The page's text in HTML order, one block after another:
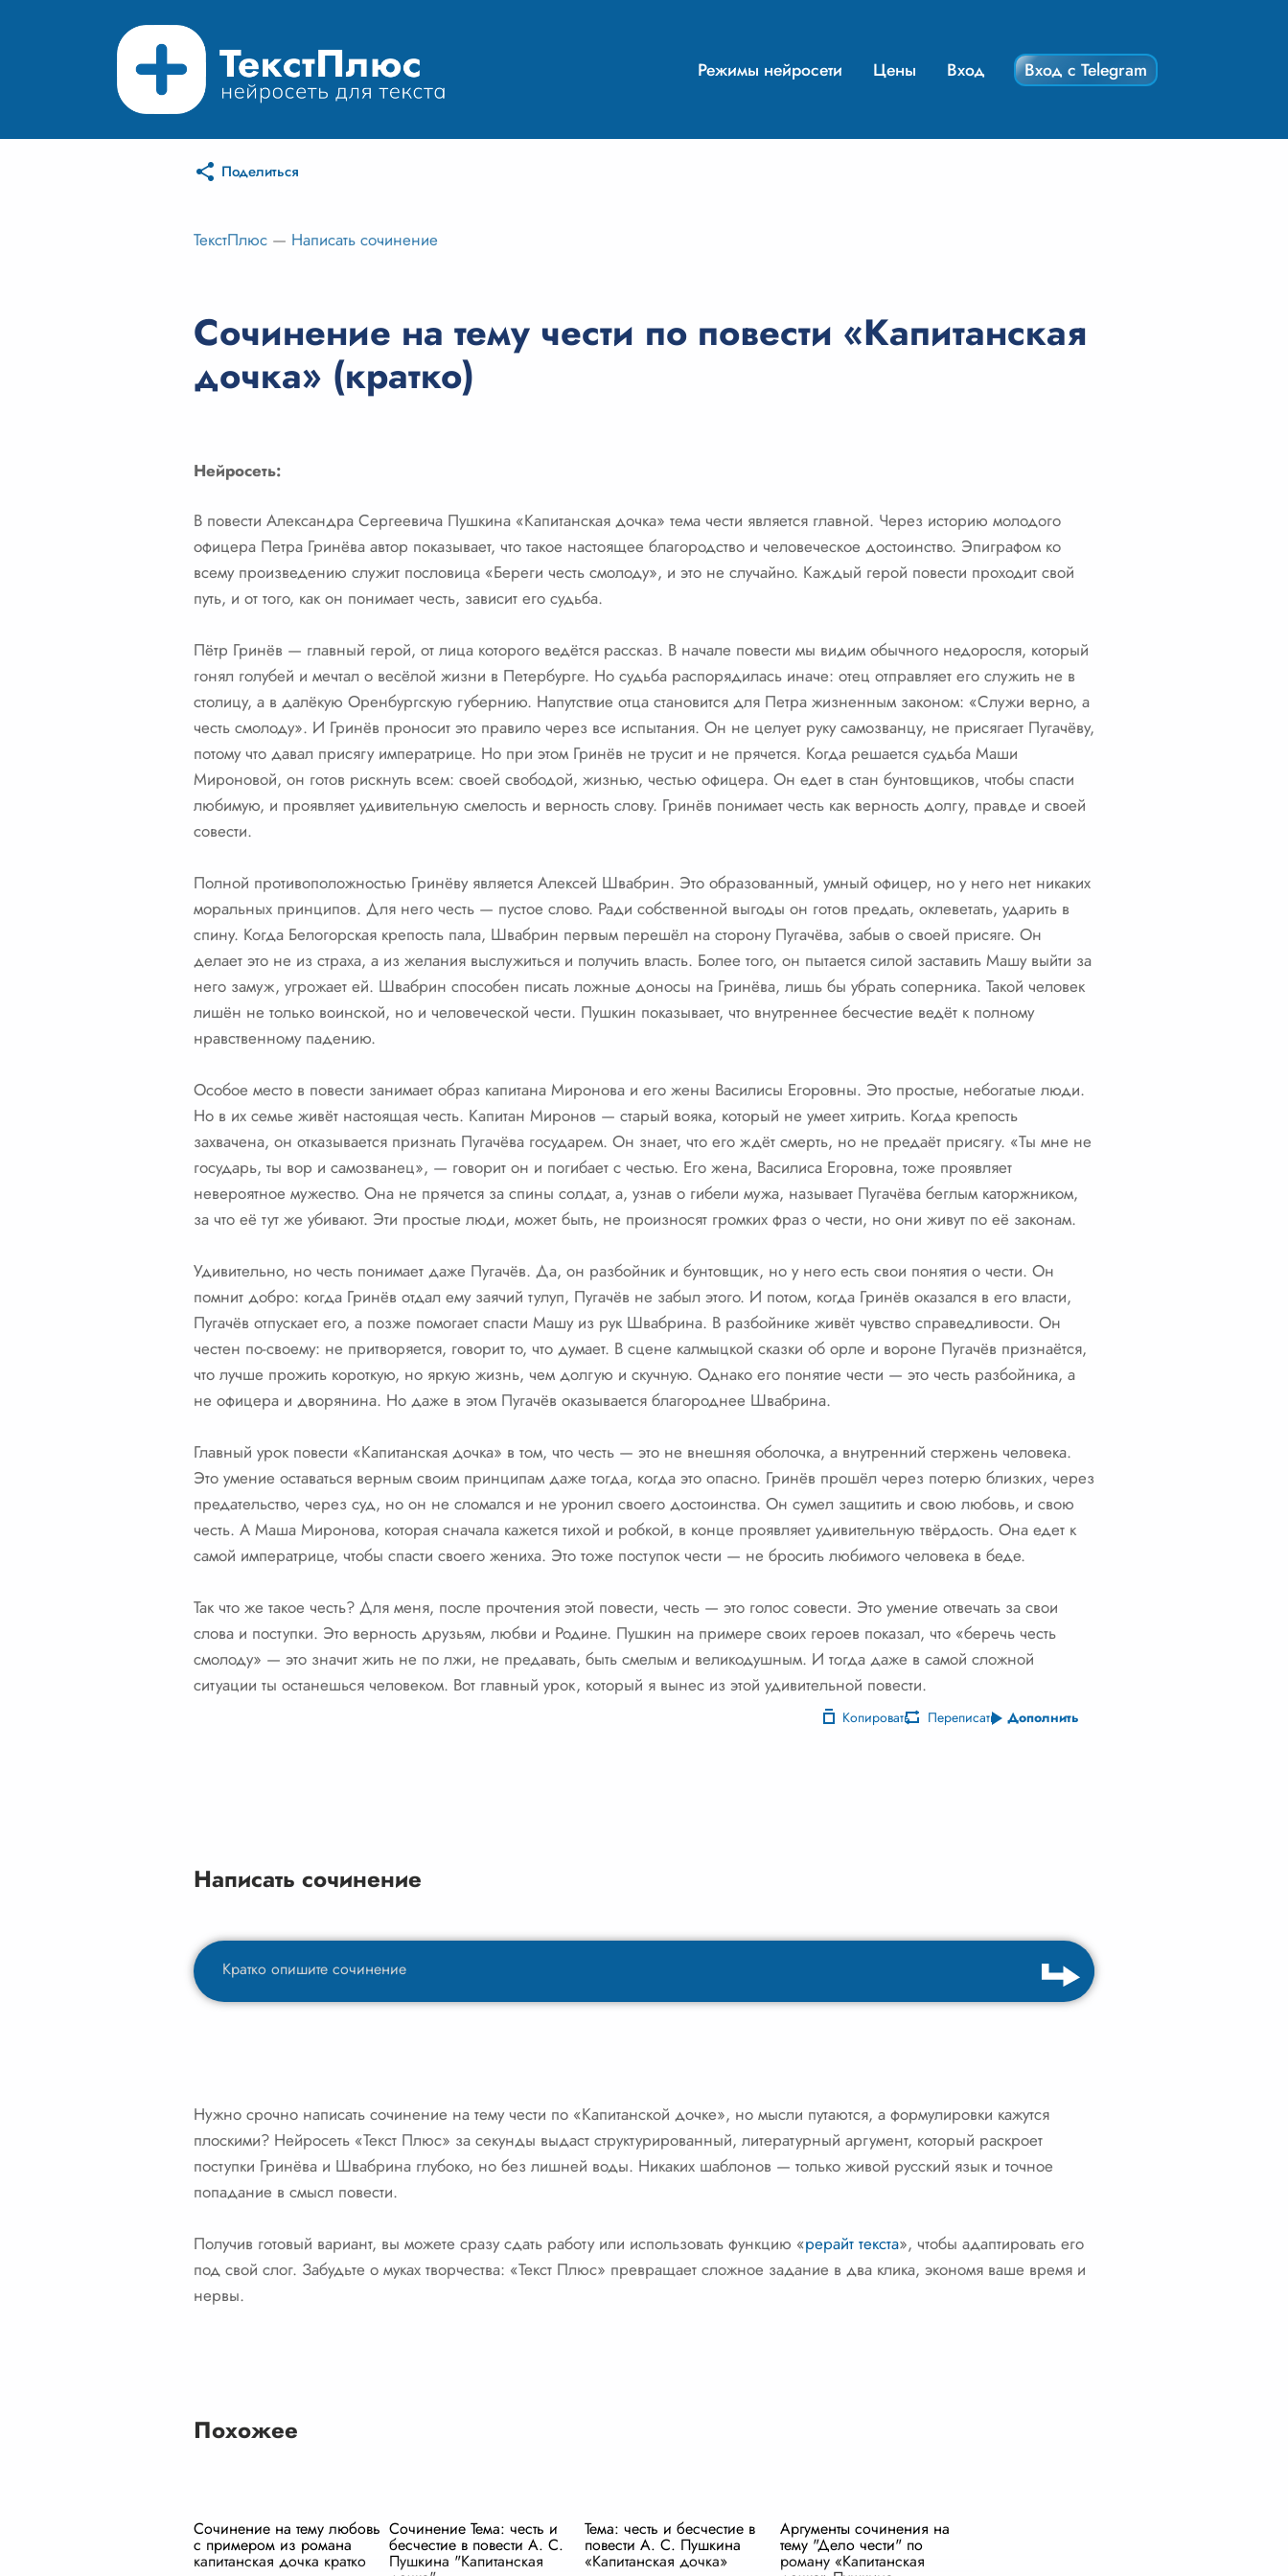
Режимы нейросети Цены Вход Вход с Telegram
Поделиться
ТекстПлюс — Написать сочинение
Сочинение на тему чести по повести «Капитанская
дочка» (кратко)
Нейросеть:
В повести Александра Сергеевича Пушкина «Капитанская дочка» тема чести является главной. Через историю молодого
офицера Петра Гринёва автор показывает, что такое настоящее благородство и человеческое достоинство. Эпиграфом ко
всему произведению служит пословица «Береги честь смолоду», и это не случайно. Каждый герой повести проходит свой
путь, и от того, как он понимает честь, зависит его судьба.
Пётр Гринёв — главный герой, от лица которого ведётся рассказ. В начале повести мы видим обычного недоросля, который
гонял голубей и мечтал о весёлой жизни в Петербурге. Но судьба распорядилась иначе: отец отправляет его служить не в
столицу, а в далёкую Оренбургскую губернию. Напутствие отца становится для Петра жизненным законом: «Служи верно, а
честь смолоду». И Гринёв проносит это правило через все испытания. Он не целует руку самозванцу, не присягает Пугачёву,
потому что давал присягу императрице. Но при этом Гринёв не трусит и не прячется. Когда решается судьба Маши
Мироновой, он готов рискнуть всем: своей свободой, жизнью, честью офицера. Он едет в стан бунтовщиков, чтобы спасти
любимую, и проявляет удивительную смелость и верность слову. Гринёв понимает честь как верность долгу, правде и своей
совести.
Полной противоположностью Гринёву является Алексей Швабрин. Это образованный, умный офицер, но у него нет никаких
моральных принципов. Для него честь — пустое слово. Ради собственной выгоды он готов предать, оклеветать, ударить в
спину. Когда Белогорская крепость пала, Швабрин первым перешёл на сторону Пугачёва, забыв о своей присяге. Он
делает это не из страха, а из желания выслужиться и получить власть. Более того, он пытается силой заставить Машу выйти за
него замуж, угрожает ей. Швабрин способен писать ложные доносы на Гринёва, лишь бы убрать соперника. Такой человек
лишён не только воинской, но и человеческой чести. Пушкин показывает, что внутреннее бесчестие ведёт к полному
нравственному падению.
Особое место в повести занимает образ капитана Миронова и его жены Василисы Егоровны. Это простые, небогатые люди.
Но в их семье живёт настоящая честь. Капитан Миронов — старый вояка, который не умеет хитрить. Когда крепость
захвачена, он отказывается признать Пугачёва государем. Он знает, что его ждёт смерть, но не предаёт присягу. «Ты мне не
государь, ты вор и самозванец», — говорит он и погибает с честью. Его жена, Василиса Егоровна, тоже проявляет
невероятное мужество. Она не прячется за спины солдат, а, узнав о гибели мужа, называет Пугачёва беглым каторжником,
за что её тут же убивают. Эти простые люди, может быть, не произносят громких фраз о чести, но они живут по её законам.
Удивительно, но честь понимает даже Пугачёв. Да, он разбойник и бунтовщик, но у него есть свои понятия о чести. Он
помнит добро: когда Гринёв отдал ему заячий тулуп, Пугачёв не забыл этого. И потом, когда Гринёв оказался в его власти,
Пугачёв отпускает его, а позже помогает спасти Машу из рук Швабрина. В разбойнике живёт чувство справедливости. Он
честен по-своему: не притворяется, говорит то, что думает. В сцене калмыцкой сказки об орле и вороне Пугачёв признаётся,
что лучше прожить короткую, но яркую жизнь, чем долгую и скучную. Однако его понятие чести — это честь разбойника, а
не офицера и дворянина. Но даже в этом Пугачёв оказывается благороднее Швабрина.
Главный урок повести «Капитанская дочка» в том, что честь — это не внешняя оболочка, а внутренний стержень человека.
Это умение оставаться верным своим принципам даже тогда, когда это опасно. Гринёв прошёл через потерю близких, через
предательство, через суд, но он не сломался и не уронил своего достоинства. Он сумел защитить и свою любовь, и свою
честь. А Маша Миронова, которая сначала кажется тихой и робкой, в конце проявляет удивительную твёрдость. Она едет к
самой императрице, чтобы спасти своего жениха. Это тоже поступок чести — не бросить любимого человека в беде.
Так что же такое честь? Для меня, после прочтения этой повести, честь — это голос совести. Это умение отвечать за свои
слова и поступки. Это верность друзьям, любви и Родине. Пушкин на примере своих героев показал, что «беречь честь
смолоду» — это значит жить не по лжи, не предавать, быть смелым и великодушным. И тогда даже в самой сложной
ситуации ты останешься человеком. Вот главный урок, который я вынес из этой удивительной повести.
Копировать Переписать Дополнить
Написать сочинение
Нужно срочно написать сочинение на тему чести по «Капитанской дочке», но мысли путаются, а формулировки кажутся
плоскими? Нейросеть «Текст Плюс» за секунды выдаст структурированный, литературный аргумент, который раскроет
поступки Гринёва и Швабрина глубоко, но без лишней воды. Никаких шаблонов — только живой русский язык и точное
попадание в смысл повести.
Получив готовый вариант, вы можете сразу сдать работу или использовать функцию «рерайт текста», чтобы адаптировать его
под свой слог. Забудьте о муках творчества: «Текст Плюс» превращает сложное задание в два клика, экономя ваше время и
нервы.
Похожее
Сочинение на тему любовь
с примером из романа
капитанская дочка кратко
Сочинение Тема: честь и
бесчестие в повести А. С.
Пушкина "Капитанская
Тема: честь и бесчестие в
повести А. С. Пушкина
«Капитанская дочка»
Аргументы сочинения на
тему "Дело чести" по
роману «Капитанская